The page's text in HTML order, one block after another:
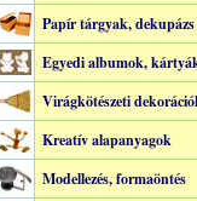
Papír tárgyak, dekupázs
Egyedi albumok,
Virágkötészeti
Kreatív alapanyagok
Modellezés, formaöntés